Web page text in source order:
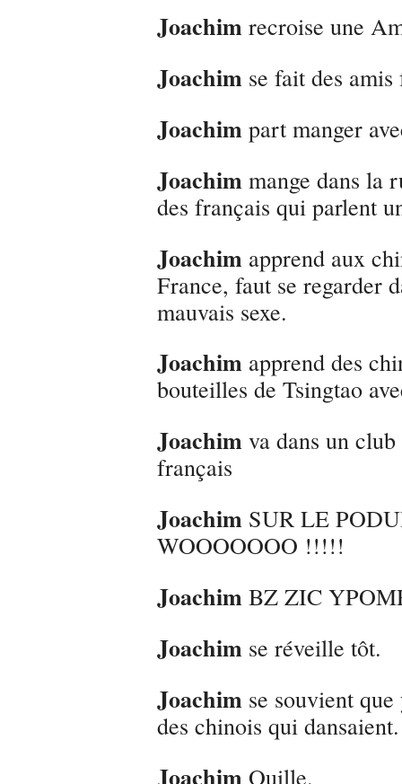
Joachim recroise une
Joachim se fait des
Joachim part manger
Joachim mange dans la
des français qui parlent
Joachim apprend aux
France, faut se regarder
mauvais sexe.
Joachim apprend des
bouteilles de Tsingtao
Joachim va dans un
français
Joachim SUR LE
WOOOOOOO !!!!!
Joachim BZ ZIC
Joachim se réveille tôt.
Joachim se souvient
des chinois qui dansaient.
Joachim Ouille.